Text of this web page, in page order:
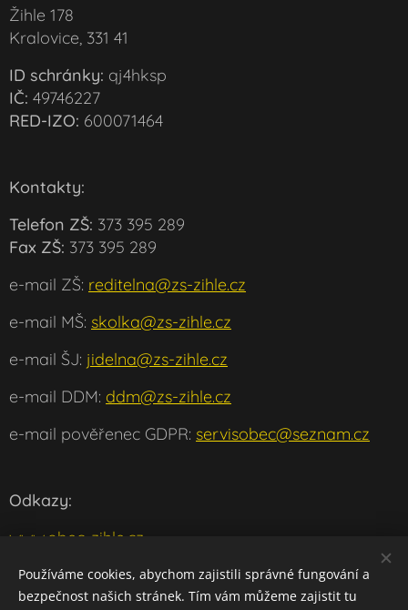
Žihle 178
Kralovice, 331 41
ID schránky: qj4hksp
IČ: 49746227
RED-IZO: 600071464
Kontakty:
Telefon ZŠ: 373 395 289
Fax ZŠ: 373 395 289
e-mail ZŠ: reditelna@zs-zihle.cz
e-mail MŠ: skolka@zs-zihle.cz
e-mail ŠJ: jidelna@zs-zihle.cz
e-mail DDM: ddm@zs-zihle.cz
e-mail pověřenec GDPR: servisobec@seznam.cz
Odkazy:
www.obec-zihle.cz
www.msmt.cz
Používáme cookies, abychom zajistili správné fungování a
bezpečnost našich stránek. Tím vám můžeme zajistit tu